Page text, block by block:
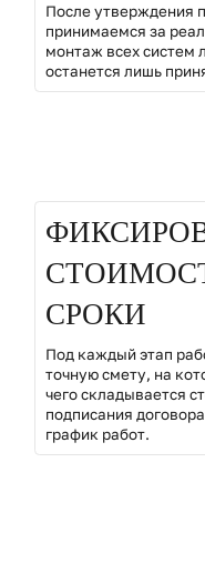
После утверждения
принимаемся за
монтаж всех систем
останется лишь
02
СРОКИ
Под каждый этап
точную смету, на
чего складывается
подписания
график работ.